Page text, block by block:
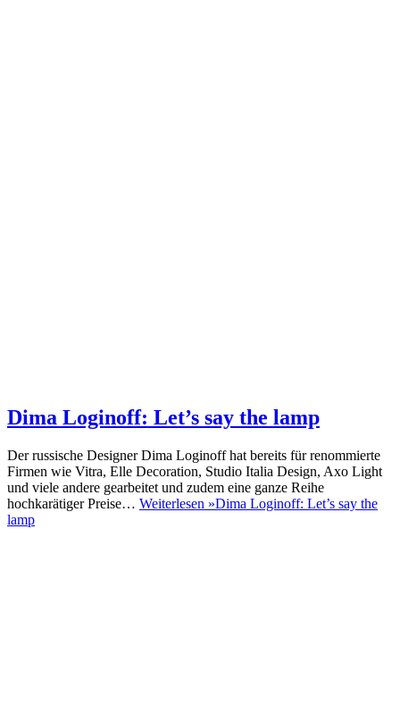
Dima Loginoff: Let’s say the lamp
Der russische Designer Dima Loginoff hat bereits für renommierte
Firmen wie Vitra, Elle Decoration, Studio Italia Design, Axo Light
und viele andere gearbeitet und zudem eine ganze Reihe
hochkarätiger Preise… Weiterlesen »Dima Loginoff: Let’s say the
lamp